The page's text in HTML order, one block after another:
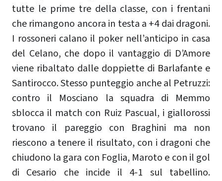
tutte le prime tre della classe, con i frentani
che rimangono ancora in testa a +4 dai dragoni.
I rossoneri calano il poker nell’anticipo in casa
del Celano, che dopo il vantaggio di D’Amore
viene ribaltato dalle doppiette di Barlafante e
Santirocco. Stesso punteggio anche al Petruzzi:
contro il Mosciano la squadra di Memmo
sblocca il match con Ruiz Pascual, i giallorossi
trovano il pareggio con Braghini ma non
riescono a tenere il risultato, con i dragoni che
chiudono la gara con Foglia, Maroto e con il gol
di Cesario che incide il 4-1 sul tabellino.